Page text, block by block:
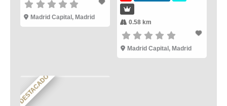
Madrid Capital, Madrid
0.58 km
Madrid Capital, Madrid
DESTACADO